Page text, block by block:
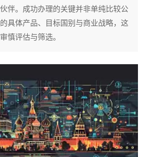
伴。成功办理的关键并非单纯比较公
具体产品、目标国别与商业战略，这
慎评估与筛选。